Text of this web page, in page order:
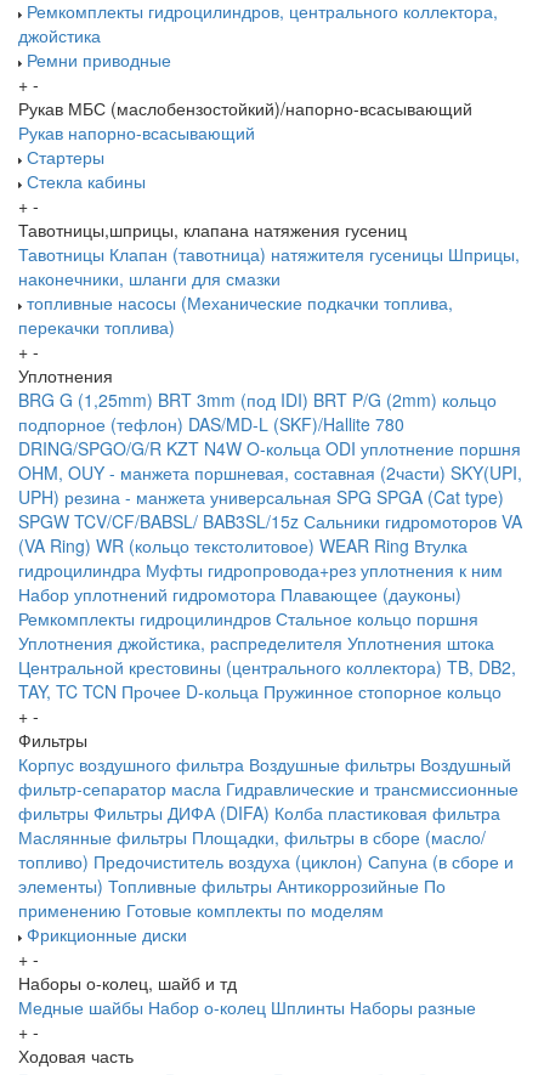
Ремкомплекты гидроцилиндров, центрального коллектора,
джойстика
Ремни приводные
+ -
Рукав МБС (маслобензостойкий)/напорно-всасывающий
Рукав напорно-всасывающий
Стартеры
Стекла кабины
+ -
Тавотницы,шприцы, клапана натяжения гусениц
Тавотницы Клапан (тавотница) натяжителя гусеницы Шприцы,
наконечники, шланги для смазки
топливные насосы (Механические подкачки топлива,
перекачки топлива)
+ -
Уплотнения
BRG G (1,25mm) BRT 3mm (под IDI) BRT P/G (2mm) кольцо
подпорное (тефлон) DAS/MD-L (SKF)/Hallite 780
DRING/SPGO/G/R KZT N4W O-кольца ODI уплотнение поршня
OHM, OUY - манжета поршневая, составная (2части) SKY(UPI,
UPH) резина - манжета универсальная SPG SPGA (Cat type)
SPGW TCV/CF/BABSL/ BAB3SL/15z Сальники гидромоторов VA
(VA Ring) WR (кольцо текстолитовое) WEAR Ring Втулка
гидроцилиндра Муфты гидропровода+рез уплотнения к ним
Набор уплотнений гидромотора Плавающее (дауконы)
Ремкомплекты гидроцилиндров Стальное кольцо поршня
Уплотнения джойстика, распределителя Уплотнения штока
Центральной крестовины (центрального коллектора) TB, DB2,
TAY, TC TCN Прочее D-кольца Пружинное стопорное кольцо
+ -
Фильтры
Корпус воздушного фильтра Воздушные фильтры Воздушный
фильтр-сепаратор масла Гидравлические и трансмиссионные
фильтры Фильтры ДИФА (DIFA) Колба пластиковая фильтра
Маслянные фильтры Площадки, фильтры в сборе (масло/
топливо) Предочиститель воздуха (циклон) Сапуна (в сборе и
элементы) Топливные фильтры Антикоррозийные По
применению Готовые комплекты по моделям
Фрикционные диски
+ -
Наборы о-колец, шайб и тд
Медные шайбы Набор о-колец Шплинты Наборы разные
+ -
Ходовая часть